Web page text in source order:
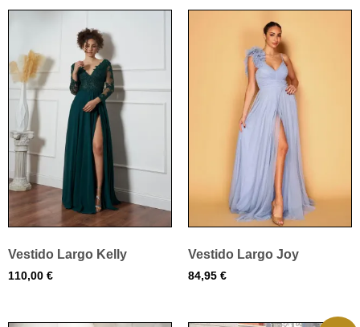
Vestido Largo Kelly
110,00 €
Vestido Largo Joy
84,95 €